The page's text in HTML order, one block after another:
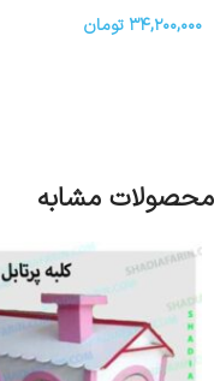
۳۴,۲۰۰,۰۰۰ تومان
محصولات مشابه